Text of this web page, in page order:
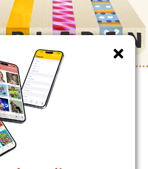
zum Thema
Morge